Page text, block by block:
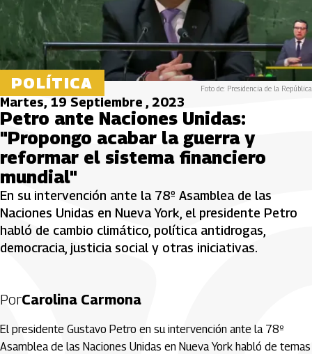
POLÍTICA Foto de: Presidencia de la República
Martes, 19 Septiembre , 2023
Petro ante Naciones Unidas:
"Propongo acabar la guerra y
reformar el sistema financiero
mundial"
En su intervención ante la 78º Asamblea de las
Naciones Unidas en Nueva York, el presidente Petro
habló de cambio climático, política antidrogas,
democracia, justicia social y otras iniciativas.
PorCarolina Carmona
El presidente Gustavo Petro en su intervención ante la 78º
Asamblea de las Naciones Unidas en Nueva York habló de temas